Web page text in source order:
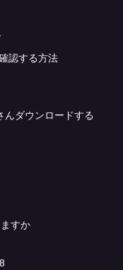
認する方法
ダウンロードする
すか